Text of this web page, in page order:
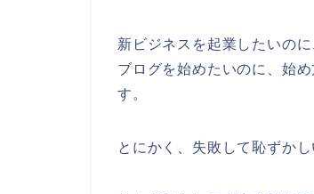
新ビジネスを起業したいの
ブログを始めたいのに、始
す。
とにかく、失敗して恥ずか